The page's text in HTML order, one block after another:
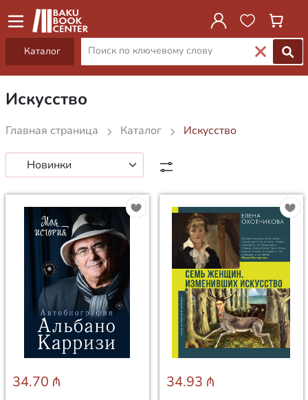
Каталог
Искусство
Главная страница Каталог Искусство
34.70 ₼ 34.93 ₼